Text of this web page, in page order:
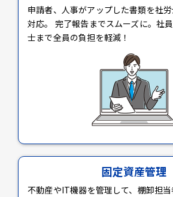
申請者、人事がアップした書類を社
対応。 完了報告までスムーズに。社
士まで全員の負担を軽減！
固定資産管理
不動産やIT機器を管理して、棚卸担